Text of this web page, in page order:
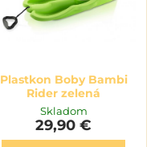
Plastkon Boby Bambi
Rider zelená
Skladom
29,90 €